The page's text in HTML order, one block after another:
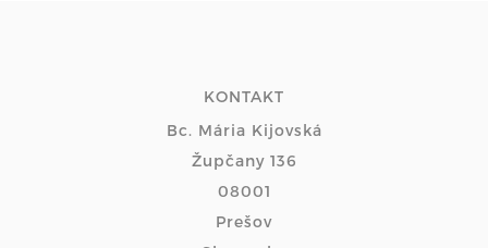
KONTAKT
Bc. Mária Kijovská
Župčany 136
08001
Prešov